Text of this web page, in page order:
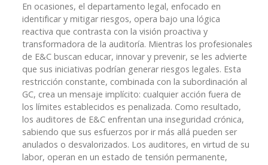
En ocasiones, el departamento legal, enfocado en
identificar y mitigar riesgos, opera bajo una lógica
reactiva que contrasta con la visión proactiva y
transformadora de la auditoría. Mientras los profesionales
de E&C buscan educar, innovar y prevenir, se les advierte
que sus iniciativas podrían generar riesgos legales. Esta
restricción constante, combinada con la subordinación al
GC, crea un mensaje implícito: cualquier acción fuera de
los límites establecidos es penalizada. Como resultado,
los auditores de E&C enfrentan una inseguridad crónica,
sabiendo que sus esfuerzos por ir más allá pueden ser
anulados o desvalorizados. Los auditores, en virtud de su
labor, operan en un estado de tensión permanente,